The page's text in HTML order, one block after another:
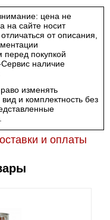
цена не
на сайте носит
от описания,
перед покупкой
наличие
изменять
и комплектность без
и оплаты